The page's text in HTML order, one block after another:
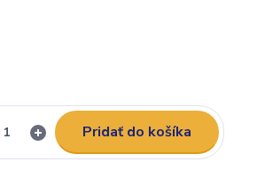
Pridať do košíka